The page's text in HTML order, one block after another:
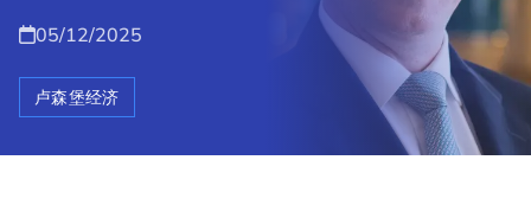
05/12/2025
卢森堡经济